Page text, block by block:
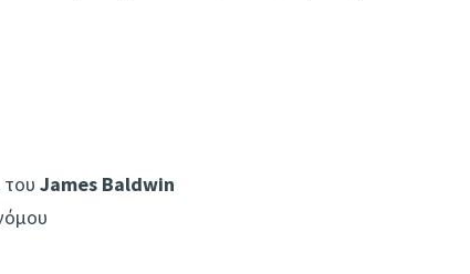
του James Baldwin